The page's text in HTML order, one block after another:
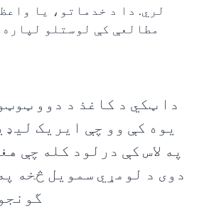
لري. دا د خدماتو، یا
مطالعې کې لوستلو
دا ټکي د کاغذ د دوو
یوه کې وو چې ایریک
په لاس کې درلود کله چې
دوی د لومړي سمویل څخه